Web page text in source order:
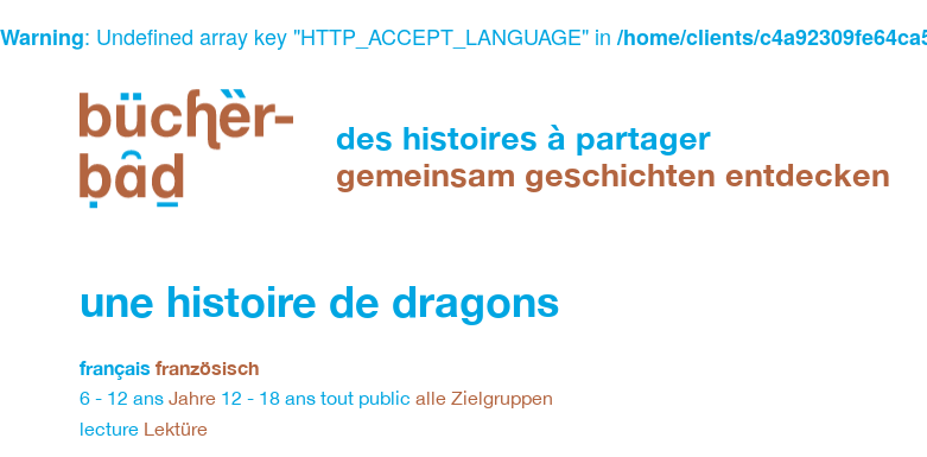
Warning: Undefined array key "HTTP_ACCEPT_LANGUAGE" in /home/clients/
lecture
d'animation
multilingue
Ein
Ort
des histoires à partager
gemeinsam geschichten entdecken
une histoire de dragons
français französisch
6 - 12 ans Jahre 12 - 18 ans tout public alle Zielgruppen
lecture Lektüre